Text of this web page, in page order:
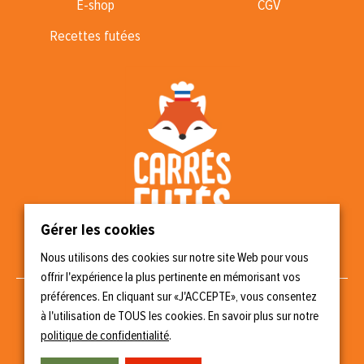
E-shop
Recettes futées
CGV
Nous suivre
Gérer les cookies
Nous utilisons des cookies sur notre site Web pour vous
offrir l'expérience la plus pertinente en mémorisant vos
préférences. En cliquant sur «J'ACCEPTE», vous consentez
à l'utilisation de TOUS les cookies. En savoir plus sur notre
politique de confidentialité.